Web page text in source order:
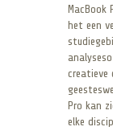
MacBook
het een
creatieve
Pro kan
elke